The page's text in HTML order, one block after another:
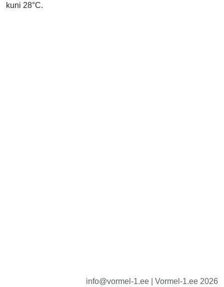
kuni 28°C.
info@vormel-1.ee | Vormel-1.ee 2026